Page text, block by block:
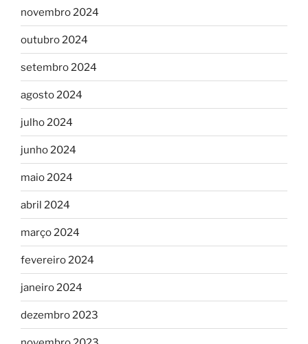
novembro 2024
outubro 2024
setembro 2024
agosto 2024
julho 2024
junho 2024
maio 2024
abril 2024
março 2024
fevereiro 2024
janeiro 2024
dezembro 2023